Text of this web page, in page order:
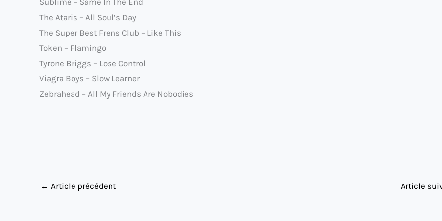
The Ataris – All Soul’s Day
The Super Best Frens Club – Like This
Token – Flamingo
Tyrone Briggs – Lose Control
Viagra Boys – Slow Learner
Zebrahead – All My Friends Are Nobodies
← Article précédent Article